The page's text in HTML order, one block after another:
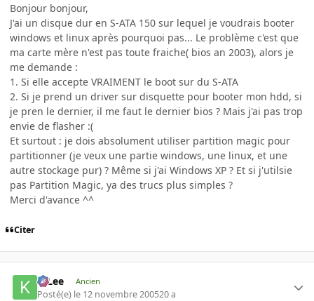
Bonjour bonjour,
J'ai un disque dur en S-ATA 150 sur lequel je voudrais booter
windows et linux après pourquoi pas... Le problème c'est que
ma carte mère n'est pas toute fraiche( bios an 2003), alors je
me demande :
1. Si elle accepte VRAIMENT le boot sur du S-ATA
2. Si je prend un driver sur disquette pour booter mon hdd, si
je pren le dernier, il me faut le dernier bios ? Mais j'ai pas trop
envie de flasher :(
Et surtout : je dois absolument utiliser partition magic pour
partitionner (je veux une partie windows, une linux, et une
autre stockage pur) ? Même si j'ai Windows XP ? Et si j'utilsie
pas Partition Magic, ya des trucs plus simples ?
Merci d'avance ^^
Citer
K-Lee Ancien
Posté(e) le 12 novembre 200520 a